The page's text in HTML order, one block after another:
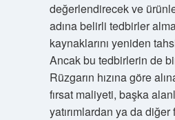
değerlendirecek ve
adına belirli tedbirler
kaynaklarını yeniden
Ancak bu tedbirlerin de
Rüzgarın hızına göre
fırsat maliyeti, başka
yatırımlardan ya da diğer